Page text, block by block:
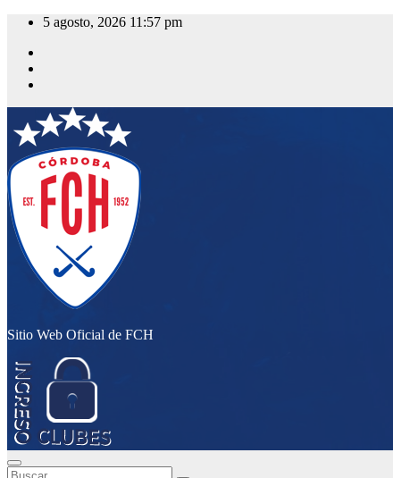
Saltar
contenido
5 agosto, 2026 11:57 pm
Sitio Web Oficial de FCH